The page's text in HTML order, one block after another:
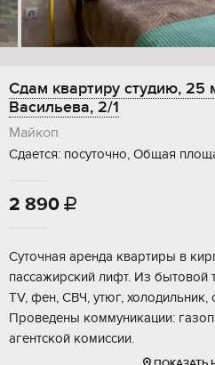
Сдам квартиру студию, 25
Васильева, 2/1
Майкоп
Сдается: посуточно, Общая
2 890 
Суточная аренда квартиры в
пассажирский лифт. Из бытовой
TV, фен, СВЧ, утюг, холодильник,
Проведены коммуникации:
агентской комиссии.